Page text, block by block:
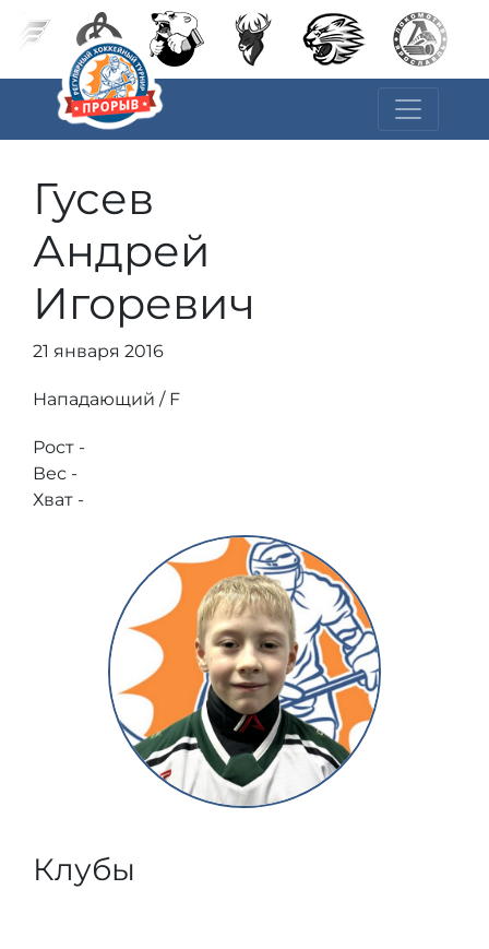
Гусев
Андрей
Игоревич
21 января 2016
Нападающий / F
Рост -
Вес -
Хват -
Клубы